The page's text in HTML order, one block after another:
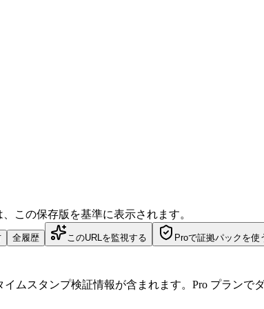
この保存版を基準に表示されます。
全履歴 このURLを監視する Proで証拠パックを使
ムスタンプ検証情報が含まれます。Pro プランで